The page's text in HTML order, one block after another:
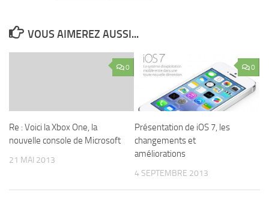
VOUS AIMEREZ AUSSI...
0
Re : Voici la Xbox One, la
nouvelle console de Microsoft
21 MAI 2013
0
Présentation de iOS 7, les
changements et
améliorations
4 SEPTEMBRE 2013